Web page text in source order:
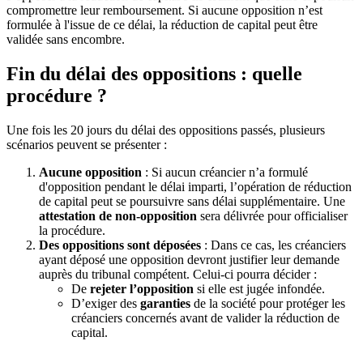
compromettre leur remboursement. Si aucune opposition n’est
formulée à l'issue de ce délai, la réduction de capital peut être
validée sans encombre.
Fin du délai des oppositions : quelle
procédure ?
Une fois les 20 jours du délai des oppositions passés, plusieurs
scénarios peuvent se présenter :
Aucune opposition : Si aucun créancier n’a formulé
d'opposition pendant le délai imparti, l’opération de réduction
de capital peut se poursuivre sans délai supplémentaire. Une
attestation de non-opposition sera délivrée pour officialiser
la procédure.
Des oppositions sont déposées : Dans ce cas, les créanciers
ayant déposé une opposition devront justifier leur demande
auprès du tribunal compétent. Celui-ci pourra décider :
De rejeter l’opposition si elle est jugée infondée.
D’exiger des garanties de la société pour protéger les
créanciers concernés avant de valider la réduction de
capital.